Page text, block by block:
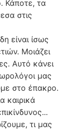
Κάποτε, τα
στις
είναι ίσως
Μοιάζει
Αυτό κάνει
μας
στο έπακρο.
καιρικά
τι μας